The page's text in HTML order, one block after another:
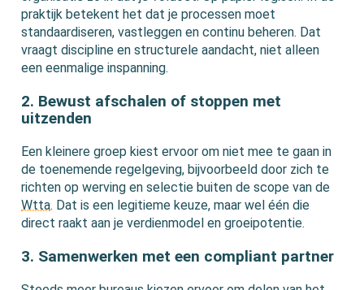
praktijk betekent het dat je processen moet
standaardiseren, vastleggen en continu beheren. Dat
vraagt discipline en structurele aandacht, niet alleen
een eenmalige inspanning.
2. Bewust afschalen of stoppen met
uitzenden
Een kleinere groep kiest ervoor om niet mee te gaan in
de toenemende regelgeving, bijvoorbeeld door zich te
richten op werving en selectie buiten de scope van de
Wtta. Dat is een legitieme keuze, maar wel één die
direct raakt aan je verdienmodel en groeipotentie.
3. Samenwerken met een compliant partner